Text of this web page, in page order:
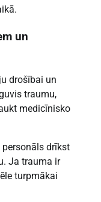
un
drošībai un
traumu,
medicīnisko
drīkst
Ja trauma ir
turpmākai